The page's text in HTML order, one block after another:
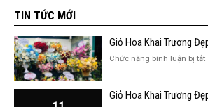
TIN TỨC MỚI
Giỏ Hoa Khai Trương
Chức năng bình luận bị tắtở
Giỏ Hoa Khai Trương